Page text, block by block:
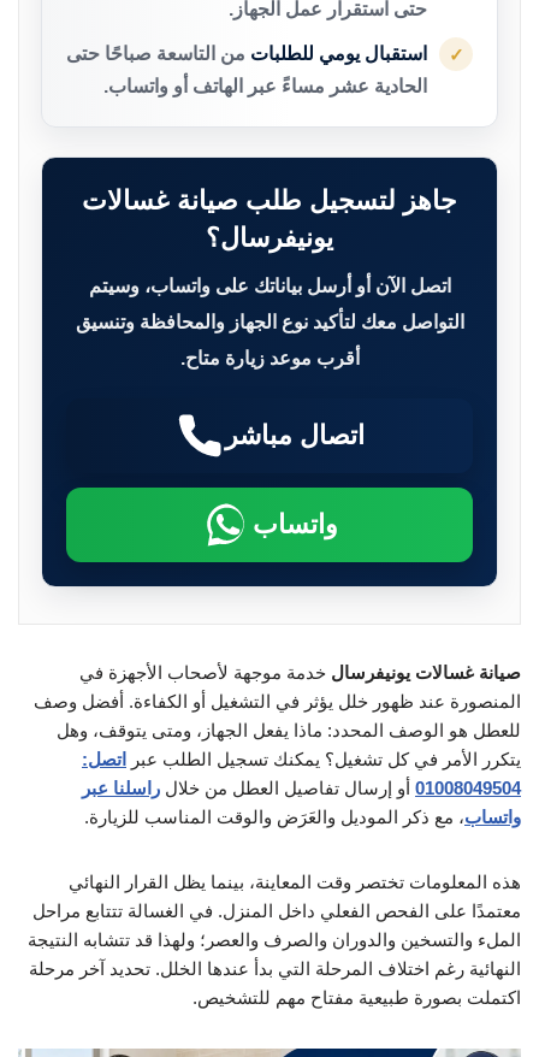
حتى استقرار عمل الجهاز.
✓ استقبال يومي للطلبات من التاسعة صباحًا حتى
الحادية عشر مساءً عبر الهاتف أو واتساب.
جاهز لتسجيل طلب صيانة غسالات
يونيفرسال؟
اتصل الآن أو أرسل بياناتك على واتساب، وسيتم
التواصل معك لتأكيد نوع الجهاز والمحافظة وتنسيق
أقرب موعد زيارة متاح.
اتصال مباشر
واتساب
صيانة غسالات يونيفرسال خدمة موجهة لأصحاب الأجهزة في
المنصورة عند ظهور خلل يؤثر في التشغيل أو الكفاءة. أفضل وصف
للعطل هو الوصف المحدد: ماذا يفعل الجهاز، ومتى يتوقف، وهل
يتكرر الأمر في كل تشغيل؟ يمكنك تسجيل الطلب عبر
اتصل:
01008049504 أو إرسال تفاصيل العطل من خلال راسلنا عبر
واتساب، مع ذكر الموديل والعَرَض والوقت المناسب للزيارة.
هذه المعلومات تختصر وقت المعاينة، بينما يظل القرار النهائي
معتمدًا على الفحص الفعلي داخل المنزل. في الغسالة تتتابع مراحل
الملء والتسخين والدوران والصرف والعصر؛ ولهذا قد تتشابه النتيجة
النهائية رغم اختلاف المرحلة التي بدأ عندها الخلل. تحديد آخر مرحلة
اكتملت بصورة طبيعية مفتاح مهم للتشخيص.